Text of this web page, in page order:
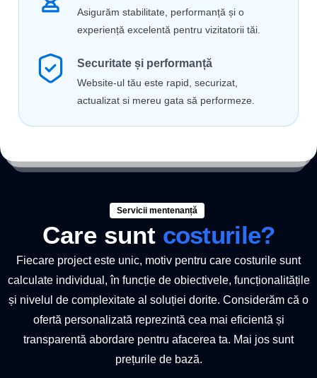
Asigurăm stabilitate, performanță și o
experiență excelentă pentru vizitatorii tăi.
Securitate și performanță
Website-ul tău este rapid, securizat,
actualizat si mereu gata să performeze.
Servicii mentenanță
Care sunt costurile?
Fiecare project este unic, motiv pentru care costurile sunt
calculate individual, în funcție de obiectivele, funcționalitățile
și nivelul de complexitate al soluției dorite. Considerăm că o
ofertă personalizată reprezintă cea mai eficientă și
transparentă abordare pentru afacerea ta. Mai jos sunt
prețurile de bază.